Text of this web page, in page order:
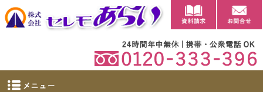
太田市に自社斎場を完備。群馬県太田市・大泉町の葬儀・家族葬・葬祭なら当社へ。
【公式】群馬県太田市・大泉町の葬儀・家族葬・葬祭ならセレモあらい 資料請求